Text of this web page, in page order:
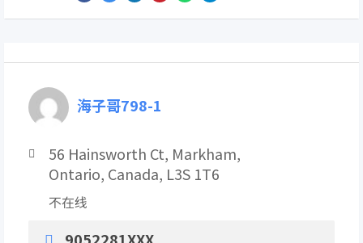
海子哥798-1
56 Hainsworth Ct, Markham,
Ontario, Canada, L3S 1T6
不在线
9052281XXX